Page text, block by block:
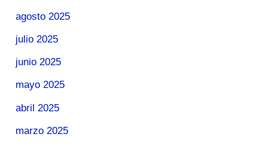
agosto 2025
julio 2025
junio 2025
mayo 2025
abril 2025
marzo 2025